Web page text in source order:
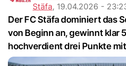
Stäfa, 19.04.2026 -
Der FC Stäfa dominiert das
von Beginn an, gewinnt klar
hochverdient drei Punkte